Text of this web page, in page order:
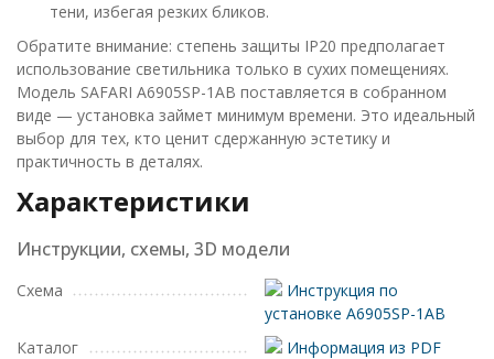
тени, избегая резких бликов.
Обратите внимание: степень защиты IP20 предполагает
использование светильника только в сухих помещениях.
Модель SAFARI A6905SP-1AB поставляется в собранном
виде — установка займет минимум времени. Это идеальный
выбор для тех, кто ценит сдержанную эстетику и
практичность в деталях.
Характеристики
Инструкции, схемы, 3D модели
Схема
Инструкция по
установке A6905SP-1AB
Каталог
Информация из PDF